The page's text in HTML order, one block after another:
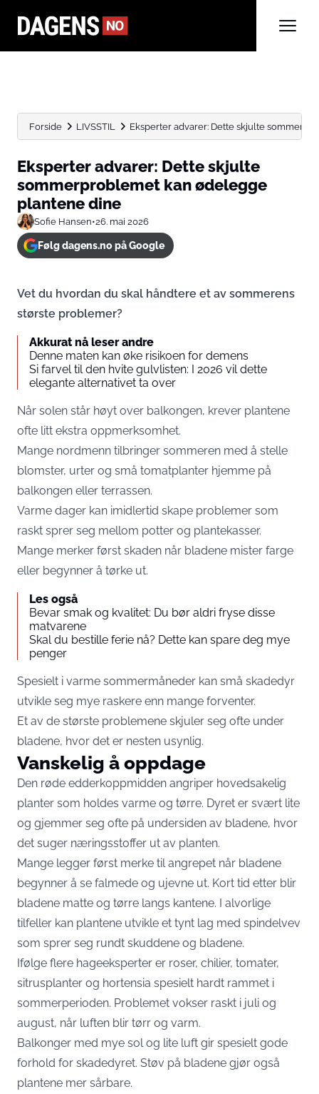
Forside LIVSSTIL Eksperter advarer: Dette skjulte
Eksperter advarer: Dette skjulte
sommerproblemet kan ødelegge
plantene dine
Sofie Hansen•26. mai 2026
Følg dagens.no på Google
Vet du hvordan du skal håndtere et av sommerens
største problemer?
Akkurat nå leser andre
Denne maten kan øke risikoen for demens
Si farvel til den hvite gulvlisten: I 2026 vil dette
elegante alternativet ta over
Når solen står høyt over balkongen, krever plantene
ofte litt ekstra oppmerksomhet.
Mange nordmenn tilbringer sommeren med å stelle
blomster, urter og små tomatplanter hjemme på
balkongen eller terrassen.
Varme dager kan imidlertid skape problemer som
raskt sprer seg mellom potter og plantekasser.
Mange merker først skaden når bladene mister farge
eller begynner å tørke ut.
Les også
Bevar smak og kvalitet: Du bør aldri fryse disse
matvarene
Skal du bestille ferie nå? Dette kan spare deg mye
penger
Spesielt i varme sommermåneder kan små skadedyr
utvikle seg mye raskere enn mange forventer.
Et av de største problemene skjuler seg ofte under
bladene, hvor det er nesten usynlig.
Vanskelig å oppdage
Den røde edderkoppmidden angriper hovedsakelig
planter som holdes varme og tørre. Dyret er svært lite
og gjemmer seg ofte på undersiden av bladene, hvor
det suger næringsstoffer ut av planten.
Mange legger først merke til angrepet når bladene
begynner å se falmede og ujevne ut. Kort tid etter blir
bladene matte og tørre langs kantene. I alvorlige
tilfeller kan plantene utvikle et tynt lag med spindelvev
som sprer seg rundt skuddene og bladene.
Ifølge flere hageeksperter er roser, chilier, tomater,
sitrusplanter og hortensia spesielt hardt rammet i
sommerperioden. Problemet vokser raskt i juli og
august, når luften blir tørr og varm.
Balkonger med mye sol og lite luft gir spesielt gode
forhold for skadedyret. Støv på bladene gjør også
plantene mer sårbare.